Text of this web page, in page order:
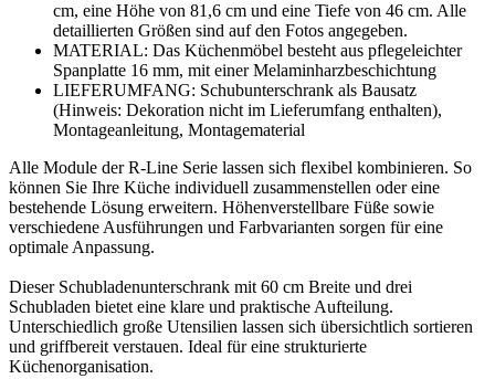
cm, eine Höhe von 81,6 cm und eine Tiefe von 46 cm. Alle
detaillierten Größen sind auf den Fotos angegeben.
MATERIAL: Das Küchenmöbel besteht aus pflegeleichter
Spanplatte 16 mm, mit einer Melaminharzbeschichtung
LIEFERUMFANG: Schubunterschrank als Bausatz
(Hinweis: Dekoration nicht im Lieferumfang enthalten),
Montageanleitung, Montagematerial
Alle Module der R-Line Serie lassen sich flexibel kombinieren. So
können Sie Ihre Küche individuell zusammenstellen oder eine
bestehende Lösung erweitern. Höhenverstellbare Füße sowie
verschiedene Ausführungen und Farbvarianten sorgen für eine
optimale Anpassung.
Dieser Schubladenunterschrank mit 60 cm Breite und drei
Schubladen bietet eine klare und praktische Aufteilung.
Unterschiedlich große Utensilien lassen sich übersichtlich sortieren
und griffbereit verstauen. Ideal für eine strukturierte
Küchenorganisation.